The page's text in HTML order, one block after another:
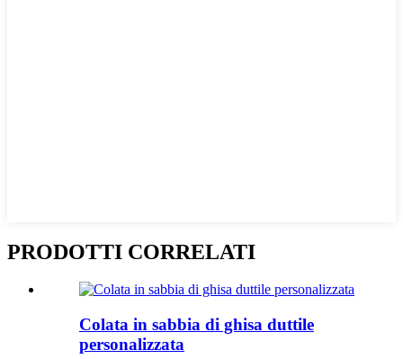
PRODOTTI CORRELATI
Colata in sabbia di ghisa duttile
personalizzata